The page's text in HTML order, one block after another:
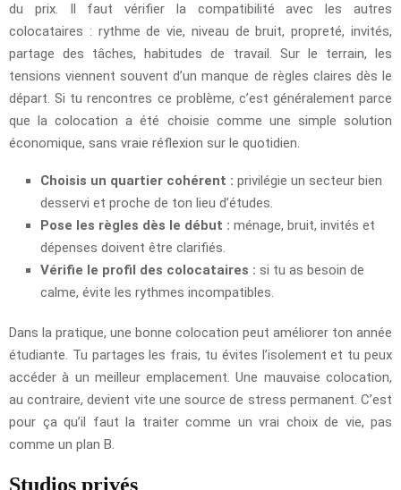
du prix. Il faut vérifier la compatibilité avec les autres
colocataires : rythme de vie, niveau de bruit, propreté, invités,
partage des tâches, habitudes de travail. Sur le terrain, les
tensions viennent souvent d’un manque de règles claires dès le
départ. Si tu rencontres ce problème, c’est généralement parce
que la colocation a été choisie comme une simple solution
économique, sans vraie réflexion sur le quotidien.
Choisis un quartier cohérent : privilégie un secteur bien
desservi et proche de ton lieu d’études.
Pose les règles dès le début : ménage, bruit, invités et
dépenses doivent être clarifiés.
Vérifie le profil des colocataires : si tu as besoin de
calme, évite les rythmes incompatibles.
Dans la pratique, une bonne colocation peut améliorer ton année
étudiante. Tu partages les frais, tu évites l’isolement et tu peux
accéder à un meilleur emplacement. Une mauvaise colocation,
au contraire, devient vite une source de stress permanent. C’est
pour ça qu’il faut la traiter comme un vrai choix de vie, pas
comme un plan B.
Studios privés